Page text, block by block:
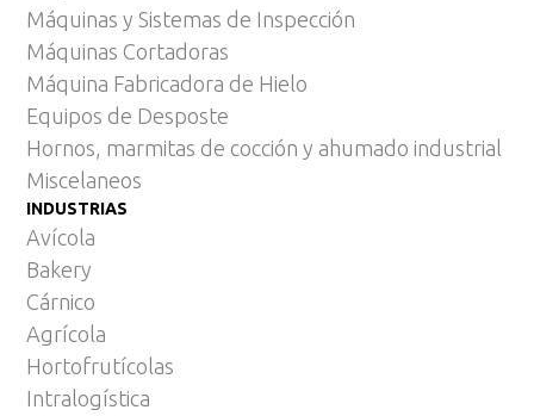
Máquinas y Sistemas de Inspección
Máquinas Cortadoras
Máquina Fabricadora de Hielo
Equipos de Desposte
Hornos, marmitas de cocción y ahumado industrial
Miscelaneos
INDUSTRIAS
Avícola
Bakery
Cárnico
Agrícola
Hortofrutícolas
Intralogística